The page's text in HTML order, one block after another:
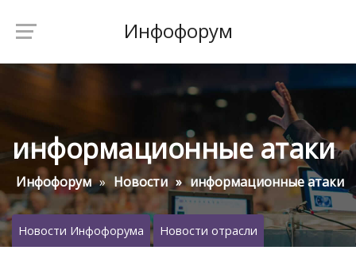
Инфофорум
информационные атаки
Инфофорум Новости информационные атаки
Новости Инфофорума Новости отрасли